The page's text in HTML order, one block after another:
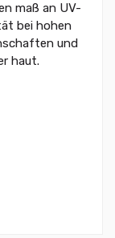
maß an UV-
bei hohen
und
haut.